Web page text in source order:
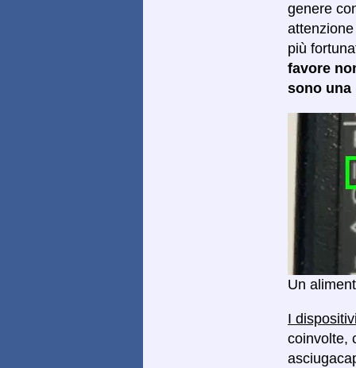
genere
più
favore
sono una
Un
I
coinvolte,